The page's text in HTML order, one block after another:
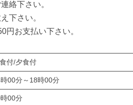
絡下さい。
下さい。
お支払い下さい。
付/夕食付
00分～18時00分
00分